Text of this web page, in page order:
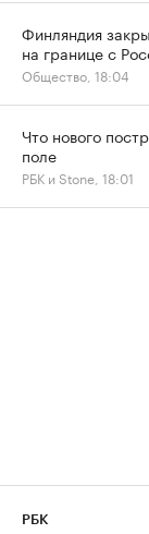
Финляндия
на границе с
Общество, 18:04
Что нового
поле
РБК и Stone, 18:01
РБК